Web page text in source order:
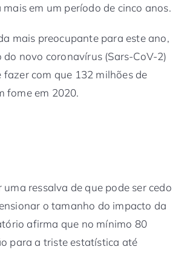
mais em um período de cinco anos.
mais preocupante para este ano,
do novo coronavírus (Sars-CoV-2)
fazer com que 132 milhões de
fome em 2020.
uma ressalva de que pode ser cedo
o tamanho do impacto da
afirma que no mínimo 80
para a triste estatística até